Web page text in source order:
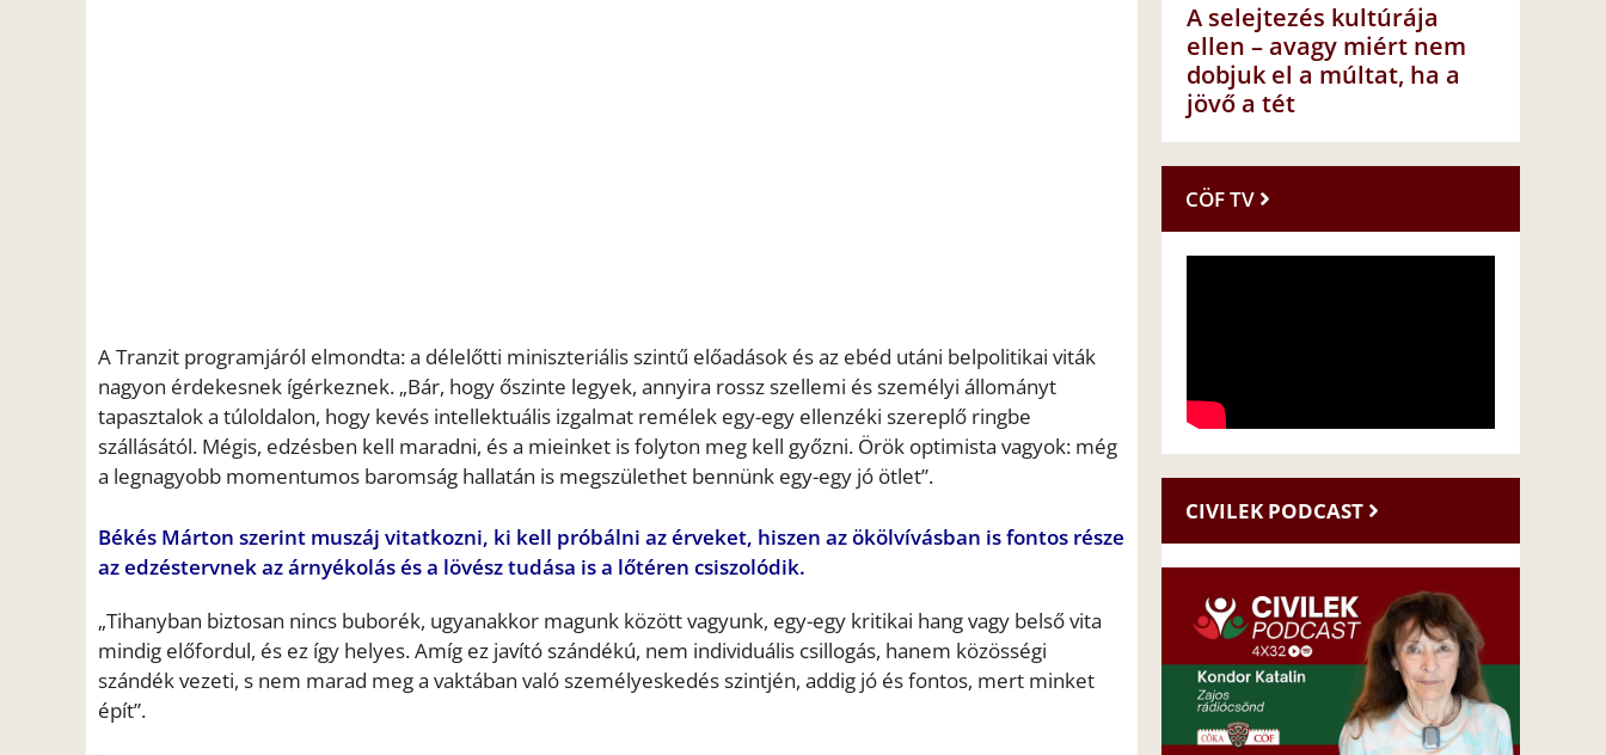
A Tranzit programjáról elmondta:a délelőtti miniszteriális szintű előadások és az ebéd utáni belpolitikai viták
nagyon érdekesnek ígérkeznek. „Bár, hogy őszinte legyek, annyira rossz szellemi és személyi állományt
tapasztalok a túloldalon, hogy kevés intellektuális izgalmat remélek egy-egy ellenzéki szereplő ringbe
szállásától. Mégis, edzésben kell maradni, és a mieinket is folyton meg kell győzni. Örök optimista vagyok: még
a legnagyobb momentumos baromság hallatán is megszülethet bennünk egy-egy jó ötlet”.
Békés Márton szerint muszáj vitatkozni, ki kell próbálni az érveket, hiszen az ökölvívásban is fontos része
az edzéstervnek az árnyékolás és a lövész tudása is a lőtéren csiszolódik.
„Tihanyban biztosan nincs buborék, ugyanakkor magunk között vagyunk, egy-egy kritikai hang vagy belső vita
mindig előfordul, és ez így helyes. Amíg ez javító szándékú, nem individuális csillogás, hanem közösségi
szándék vezeti, s nem marad meg a vaktában való személyeskedés szintjén, addig jó és fontos, mert minket
épít”.
A selejtezés kultúrája
ellen – avagy miért nem
dobjuk el a múltat, ha a
jövő a tét
CÖF TV
CIVILEK PODCAST